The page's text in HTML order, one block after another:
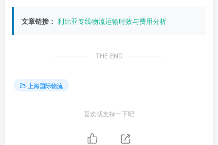
文章链接： 利比亚专线物流运输时效与费用分析
THE END
上海国际物流
喜欢就支持一下吧